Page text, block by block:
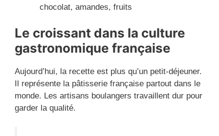
chocolat, amandes, fruits
Le croissant dans la culture
gastronomique française
Aujourd’hui, la recette est plus qu’un petit-déjeuner.
Il représente la pâtisserie française partout dans le
monde. Les artisans boulangers travaillent dur pour
garder la qualité.